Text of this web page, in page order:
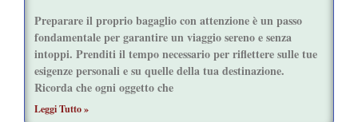
Preparare il proprio bagaglio con attenzione è un passo
fondamentale per garantire un viaggio sereno e senza
intoppi. Prenditi il tempo necessario per riflettere sulle tue
esigenze personali e su quelle della tua destinazione.
Ricorda che ogni oggetto che
Leggi Tutto »